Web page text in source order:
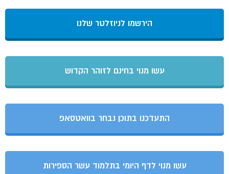
הירשמו לניוזלטר שלנו
עשו מנוי בחינם לזוהר הקדוש
התעדכנו בתוכן נבחר בוואטסאפ
עשו מנוי לדף היומי בתלמוד עשר הספירות